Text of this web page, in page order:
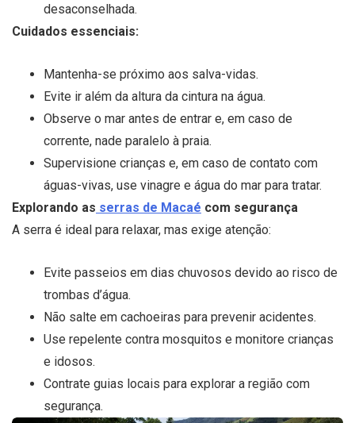
desaconselhada.
Cuidados essenciais:
Mantenha-se próximo aos salva-vidas.
Evite ir além da altura da cintura na água.
Observe o mar antes de entrar e, em caso de
corrente, nade paralelo à praia.
Supervisione crianças e, em caso de contato com
águas-vivas, use vinagre e água do mar para tratar.
Explorando as serras de Macaé com segurança
A serra é ideal para relaxar, mas exige atenção:
Evite passeios em dias chuvosos devido ao risco de
trombas d’água.
Não salte em cachoeiras para prevenir acidentes.
Use repelente contra mosquitos e monitore crianças
e idosos.
Contrate guias locais para explorar a região com
segurança.